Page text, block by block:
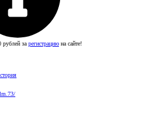
рублей за регистрацию на сайте!